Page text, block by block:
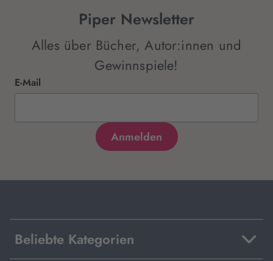
Piper Newsletter
Alles über Bücher, Autor:innen und
Gewinnspiele!
E-Mail
Beliebte Kategorien